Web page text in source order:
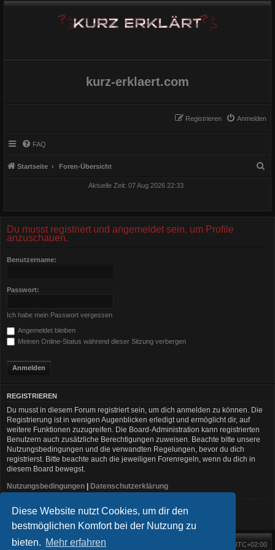
Diese Website nutzt Cookies, um dir den
bestmöglichen Komfort bei der Nutzung zu
bieten. Mehr erfahren
kurz-erklaert.com
Anmelden
Registrieren
FAQ
Startseite Foren-Übersicht
Aktuelle Zeit: 07 Aug 2026 22:33
Du musst registriert und angemeldet sein, um Profile
anzuschauen.
Benutzername:
Passwort:
Ich habe mein Passwort vergessen
Angemeldet bleiben
Meinen Online-Status während dieser Sitzung verbergen
REGISTRIEREN
Du musst in diesem Forum registriert sein, um dich anmelden zu können. Die
Registrierung ist in wenigen Augenblicken erledigt und ermöglicht dir, auf
weitere Funktionen zuzugreifen. Die Board-Administration kann registrierten
Benutzern auch zusätzliche Berechtigungen zuweisen. Beachte bitte unsere
Nutzungsbedingungen und die verwandten Regelungen, bevor du dich
registrierst. Bitte beachte auch die jeweiligen Forenregeln, wenn du dich in
diesem Board bewegst.
Nutzungsbedingungen | Datenschutzerklärung
Registrieren
Startseite Foren-Übersicht UTC+02:00